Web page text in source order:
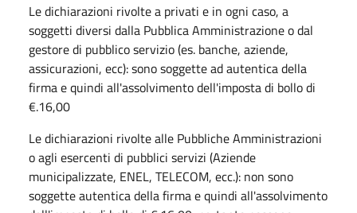
Le dichiarazioni rivolte a privati e in ogni caso, a
soggetti diversi dalla Pubblica Amministrazione o dal
gestore di pubblico servizio (es. banche, aziende,
assicurazioni, ecc): sono soggette ad autentica della
firma e quindi all'assolvimento dell'imposta di bollo di
€.16,00
Le dichiarazioni rivolte alle Pubbliche Amministrazioni
o agli esercenti di pubblici servizi (Aziende
municipalizzate, ENEL, TELECOM, ecc.): non sono
soggette autentica della firma e quindi all'assolvimento